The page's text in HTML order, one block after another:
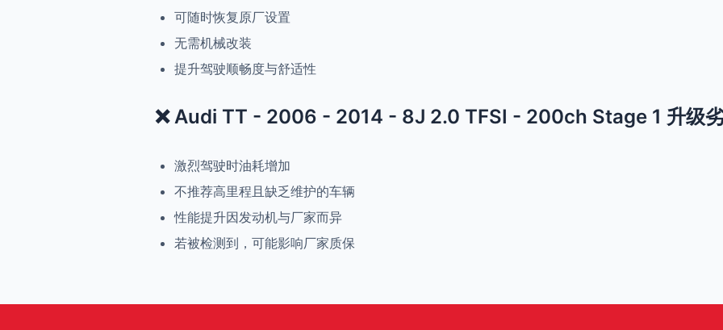
可随时恢复原厂设置
无需机械改装
提升驾驶顺畅度与舒适性
❌ Audi TT - 2006 - 2014 - 8J 2.0 TFSI - 200ch Stage 1 升级
激烈驾驶时油耗增加
不推荐高里程且缺乏维护的车辆
性能提升因发动机与厂家而异
若被检测到，可能影响厂家质保